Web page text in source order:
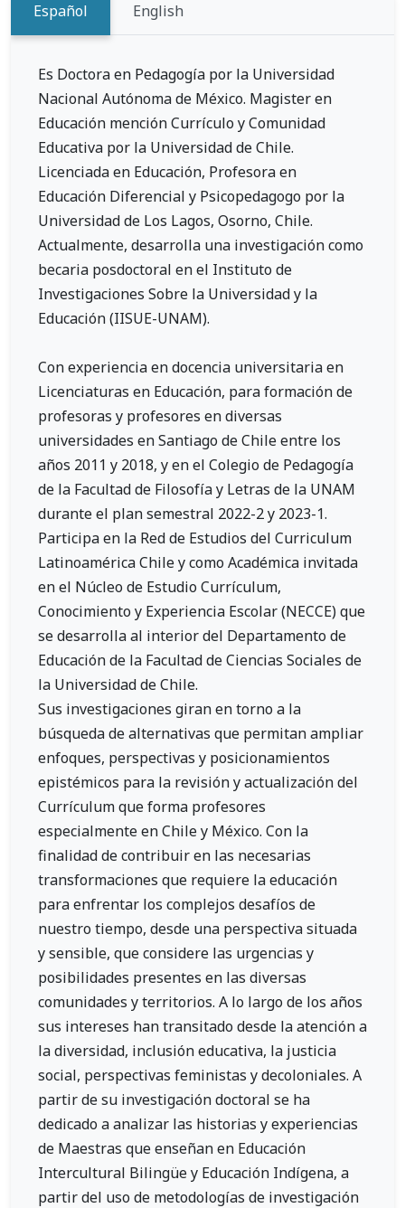
Español English
Es Doctora en Pedagogía por la Universidad
Nacional Autónoma de México. Magister en
Educación mención Currículo y Comunidad
Educativa por la Universidad de Chile.
Licenciada en Educación, Profesora en
Educación Diferencial y Psicopedagogo por la
Universidad de Los Lagos, Osorno, Chile.
Actualmente, desarrolla una investigación como
becaria posdoctoral en el Instituto de
Investigaciones Sobre la Universidad y la
Educación (IISUE-UNAM).
Con experiencia en docencia universitaria en
Licenciaturas en Educación, para formación de
profesoras y profesores en diversas
universidades en Santiago de Chile entre los
años 2011 y 2018, y en el Colegio de Pedagogía
de la Facultad de Filosofía y Letras de la UNAM
durante el plan semestral 2022-2 y 2023-1.
Participa en la Red de Estudios del Curriculum
Latinoamérica Chile y como Académica invitada
en el Núcleo de Estudio Currículum,
Conocimiento y Experiencia Escolar (NECCE) que
se desarrolla al interior del Departamento de
Educación de la Facultad de Ciencias Sociales de
la Universidad de Chile.
Sus investigaciones giran en torno a la
búsqueda de alternativas que permitan ampliar
enfoques, perspectivas y posicionamientos
epistémicos para la revisión y actualización del
Currículum que forma profesores
especialmente en Chile y México. Con la
finalidad de contribuir en las necesarias
transformaciones que requiere la educación
para enfrentar los complejos desafíos de
nuestro tiempo, desde una perspectiva situada
y sensible, que considere las urgencias y
posibilidades presentes en las diversas
comunidades y territorios. A lo largo de los años
sus intereses han transitado desde la atención a
la diversidad, inclusión educativa, la justicia
social, perspectivas feministas y decoloniales. A
partir de su investigación doctoral se ha
dedicado a analizar las historias y experiencias
de Maestras que enseñan en Educación
Intercultural Bilingüe y Educación Indígena, a
partir del uso de metodologías de investigación